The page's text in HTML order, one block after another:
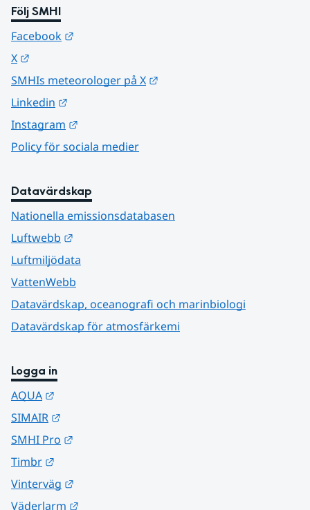
Följ SMHI
Facebook
X
SMHIs meteorologer på X
Linkedin
Instagram
Policy för sociala medier
Datavärdskap
Nationella emissionsdatabasen
Luftwebb
Luftmiljödata
VattenWebb
Datavärdskap, oceanografi och marinbiologi
Datavärdskap för atmosfärkemi
Logga in
AQUA
SIMAIR
SMHI Pro
Timbr
Vinterväg
Väderlarm